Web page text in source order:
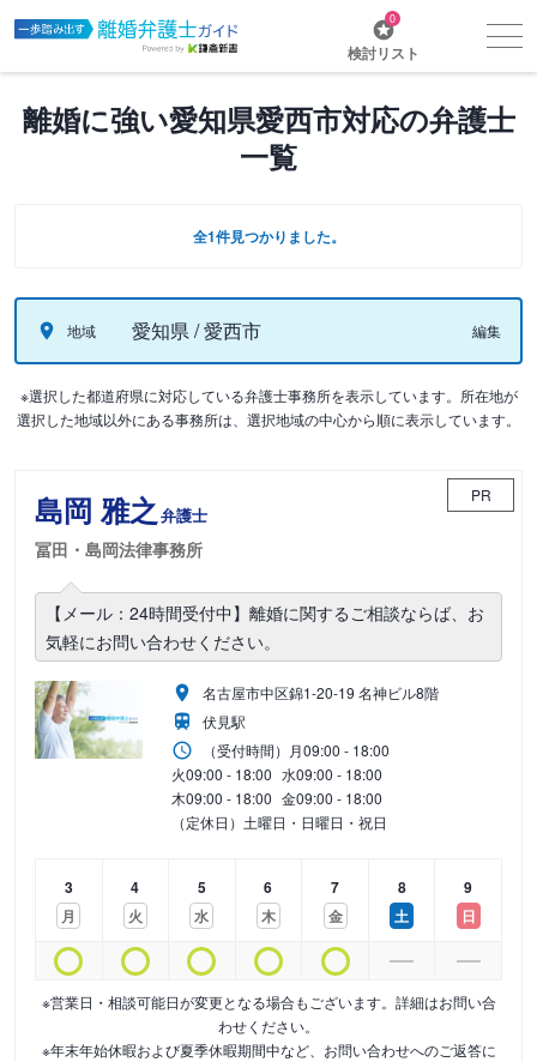
0
検討リスト
離婚に強い愛知県愛西市対応の弁護士
一覧
全1件見つかりました。
地域 愛知県 / 愛西市 編集
※選択した都道府県に対応している弁護士事務所を表示しています。所在地が
選択した地域以外にある事務所は、選択地域の中心から順に表示しています。
島岡 雅之 弁護士
冨田・島岡法律事務所
PR
【メール：24時間受付中】離婚に関するご相談ならば、お
気軽にお問い合わせください。
名古屋市中区錦1-20-19 名神ビル8階
伏見駅
（受付時間） 月09:00 - 18:00
火09:00 - 18:00 水09:00 - 18:00
木09:00 - 18:00 金09:00 - 18:00
（定休日）土曜日・日曜日・祝日
3
月
4
火
5
水
6
木
7
金
8
土
9
日
※営業日・相談可能日が変更となる場合もございます。詳細はお問い合
わせください。
※年末年始休暇および夏季休暇期間中など、お問い合わせへのご返答に